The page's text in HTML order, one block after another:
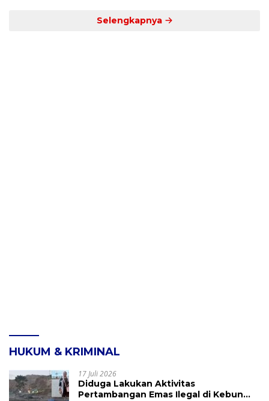
Selengkapnya
HUKUM & KRIMINAL
17 Juli 2026
Diduga Lakukan Aktivitas
Pertambangan Emas Ilegal di Kebun